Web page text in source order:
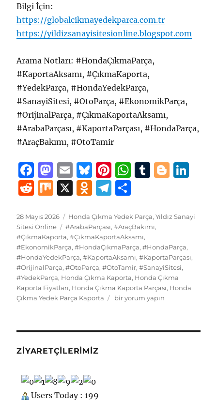
Bilgi İçin:
https://globalcikmayedekparca.com.tr
https://yildizsanayisitesionline.blogspot.com
Arama Notları: #HondaÇıkmaParça,
#KaportaAksamı, #ÇıkmaKaporta,
#YedekParça, #HondaYedekParça,
#SanayiSitesi, #OtoParça, #EkonomikParça,
#OrijinalParça, #ÇıkmaKaportaAksamı,
#ArabaParçası, #KaportaParçası, #HondaParça,
#AraçBakımı, #OtoTamir
F
a
c
e
b
o
o
k
M
a
st
o
d
o
n
E
m
ai
l
B
lu
e
s
k
y
Pi
n
te
re
st
W
s
A
p
p
T
bl
r
B
g e
n
R
d
di
t
M X
O
n
o
kl
a
ss
ni
T
e
g
r
a
m
a
re
Yayın
tarihi
28 Mayıs 2026 Kategoriler
Honda Çıkma Yedek Parça,Yıldız Sanayi
Sitesi Online
Etiketler
#ArabaParçası,#AraçBakımı,
#ÇıkmaKaporta,#ÇıkmaKaportaAksamı,
#EkonomikParça,#HondaÇıkmaParça,#HondaParça,
#HondaYedekParça,#KaportaAksamı,#KaportaParçası,
#OrijinalParça,#OtoParça,#OtoTamir,#SanayiSitesi,
#YedekParça, Honda Çıkma Kaporta, Honda Çıkma
Kaporta Fiyatları, Honda Çıkma Kaporta Parçası, Honda
Çıkma Yedek Parça Kaporta
Honda
bir yorum yapın
ZIYARETÇILERIMIZ
Users Today : 199